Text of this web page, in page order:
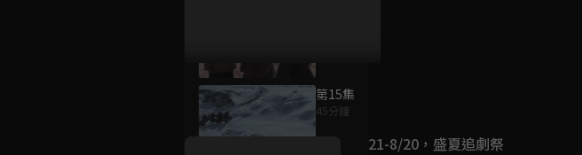
第15集
45分鐘
好康資訊
7/21-8/20，盛夏追劇祭